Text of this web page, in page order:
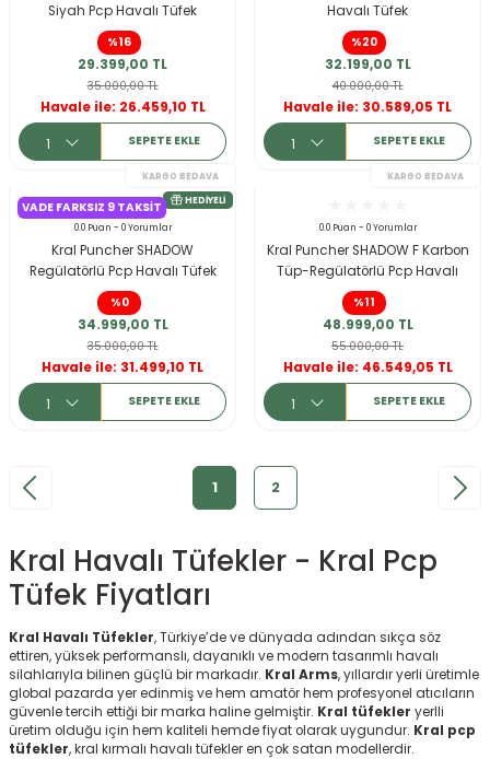
HEDIYELI
HEDIYELI
Siyah Pcp Havalı Tüfek
%16
29.399,00 TL
35.000,00 TL
Havale ile: 26.459,10 TL
SEPETE EKLE
Havalı Tüfek
%20
32.199,00 TL
40.000,00 TL
Havale ile: 30.589,05 TL
SEPETE EKLE
VADE FARKSIZ 9 TAKSIT
0.0 Puan - 0 Yorumlar
Kral Puncher SHADOW
Regülatörlü Pcp Havalı Tüfek
%0
34.999,00 TL
35.000,00 TL
Havale ile: 31.499,10 TL
SEPETE EKLE
0.0 Puan - 0 Yorumlar
Kral Puncher SHADOW F Karbon
Tüp-Regülatörlü Pcp Havalı
Tüfek
%11
48.999,00 TL
55.000,00 TL
Havale ile: 46.549,05 TL
SEPETE EKLE
1 2
Kral Havalı Tüfekler - Kral Pcp
Tüfek Fiyatları
Kral Havalı Tüfekler, Türkiye’de ve dünyada adından sıkça söz
ettiren, yüksek performanslı, dayanıklı ve modern tasarımlı havalı
silahlarıyla bilinen güçlü bir markadır. Kral Arms, yıllardır yerli üretimle
global pazarda yer edinmiş ve hem amatör hem profesyonel atıcıların
güvenle tercih ettiği bir marka haline gelmiştir. Kral tüfekler yerlli
üretim olduğu için hem kaliteli hemde fiyat olarak uygundur. Kral pcp
tüfekler, kral kırmalı havalı tüfekler en çok satan modellerdir.